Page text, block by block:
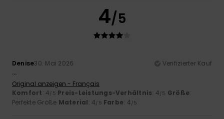
4/5
Denise30. Mai 2026
Verifizierter Kauf
...
Original anzeigen - Français
Komfort: 4/5 Preis-Leistungs-Verhältnis: 4/5 Größe:
Perfekte Größe Material: 4/5 Farbe: 4/5